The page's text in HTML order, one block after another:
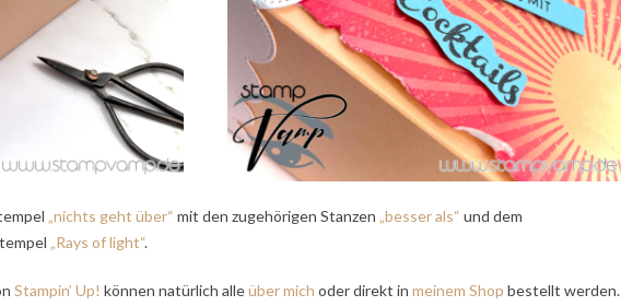
„nichts geht über“ mit den zugehörigen Stanzen „besser als“ und dem
„Rays of light“.
Stampin’ Up! können natürlich alleüber mich oder direkt in meinem Shop bestellt werden.